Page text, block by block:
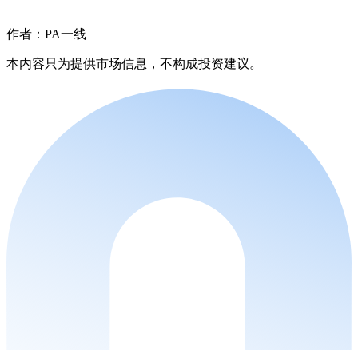
作者：PA一线
本内容只为提供市场信息，不构成投资建议。